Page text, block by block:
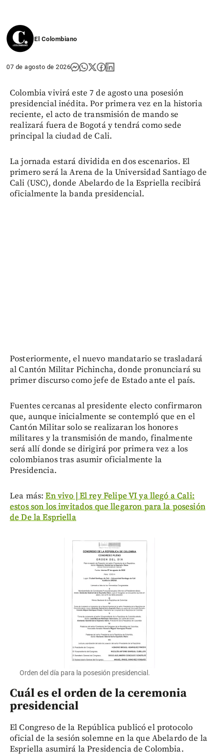
El Colombiano
07 de agosto de 2026
Colombia vivirá este 7 de agosto una posesión
presidencial inédita. Por primera vez en la historia
reciente, el acto de transmisión de mando se
realizará fuera de Bogotá y tendrá como sede
principal la ciudad de Cali.
La jornada estará dividida en dos escenarios. El
primero será la Arena de la Universidad Santiago de
Cali (USC), donde Abelardo de la Espriella recibirá
oficialmente la banda presidencial.
Posteriormente, el nuevo mandatario se trasladará
al Cantón Militar Pichincha, donde pronunciará su
primer discurso como jefe de Estado ante el país.
Fuentes cercanas al presidente electo confirmaron
que, aunque inicialmente se contempló que en el
Cantón Militar solo se realizaran los honores
militares y la transmisión de mando, finalmente
será allí donde se dirigirá por primera vez a los
colombianos tras asumir oficialmente la
Presidencia.
Lea más:En vivo | El rey Felipe VI ya llegó a Cali:
estos son los invitados que llegaron para la posesión
de De la Espriella
Orden del día para la posesión presidencial.
Cuál es el orden de la ceremonia
presidencial
El Congreso de la República publicó el protocolo
oficial de la sesión solemne en la que Abelardo de la
Espriella asumirá la Presidencia de Colombia.